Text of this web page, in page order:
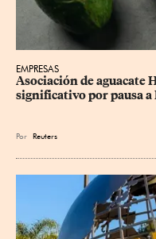
EMPRESAS
Asociación de aguacate
significativo por pausa a
Por Reuters